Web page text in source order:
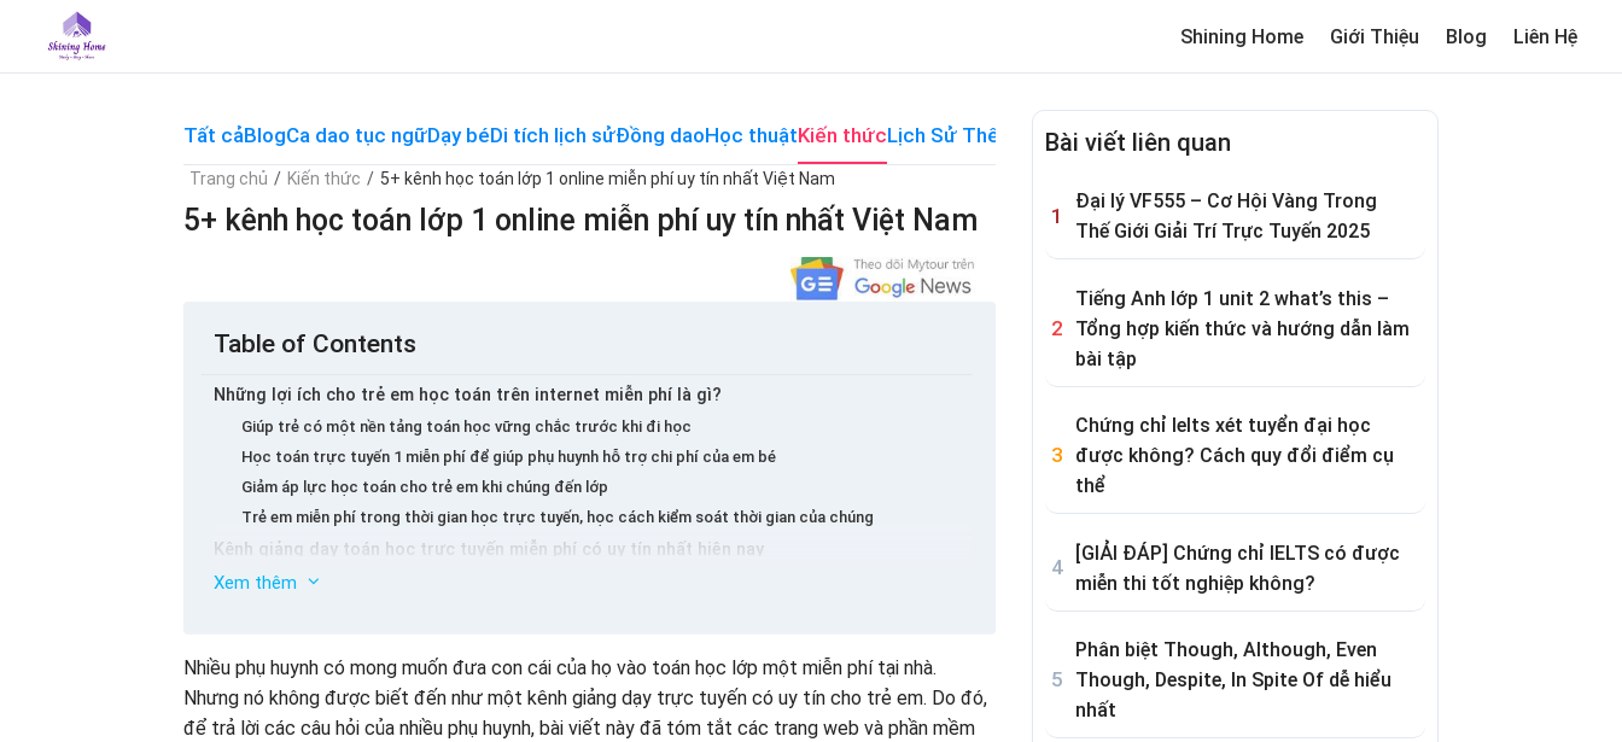
content
Shining Home Giới Thiệu Blog Liên Hệ
Tất cảBlogCa dao tục ngữDạy béDi tích lịch sửĐồng daoHọc thuậtKiến thứcLịch Sử Thế Giới MemeReview trường cho bé
Trang chủ / Kiến thức / 5+ kênh học toán lớp 1 online miễn phí uy tín nhất Việt Nam
5+ kênh học toán lớp 1 online miễn phí uy tín nhất Việt Nam
Table of Contents
Những lợi ích cho trẻ em học toán trên internet miễn phí là gì?
Giúp trẻ có một nền tảng toán học vững chắc trước khi đi học
Học toán trực tuyến 1 miễn phí để giúp phụ huynh hỗ trợ chi phí của em bé
Giảm áp lực học toán cho trẻ em khi chúng đến lớp
Trẻ em miễn phí trong thời gian học trực tuyến, học cách kiểm soát thời gian của chúng
Kênh giảng dạy toán học trực tuyến miễn phí có uy tín nhất hiện nay
Shining Home – Gia đình Anh Ngữ Math – Ứng dụng toán học cấp 1 trực tuyến và chất lượng hàng
Ứng dụng toán học Splash Math – Dạy học miễn phí và uy tín
Antieuhoc.vn – Trang web giảng dạy toán học trực tuyến miễn phí và chất lượng cho trẻ em
Dạy con bạn học toán lớp 1 một cách hiệu quả từ trang web của gogoedu.vn
Xem thêm
Nhiều phụ huynh có mong muốn đưa con cái của họ vào toán học lớp một miễn phí tại nhà.
Nhưng nó không được biết đến như một kênh giảng dạy trực tuyến có uy tín cho trẻ em. Do đó,
để trả lời các câu hỏi của nhiều phụ huynh, bài viết này đã tóm tắt các trang web và phần mềm
Bài viết liên quan
Đại lý VF555 – Cơ Hội Vàng Trong
Thế Giới Giải Trí Trực Tuyến 2025
Tiếng Anh lớp 1 unit 2 what’s this –
Tổng hợp kiến thức và hướng dẫn làm
bài tập
Chứng chỉ Ielts xét tuyển đại học
được không? Cách quy đổi điểm cụ
thể
[GIẢI ĐÁP] Chứng chỉ IELTS có được
miễn thi tốt nghiệp không?
Phân biệt Though, Although, Even
Though, Despite, In Spite Of dễ hiểu
nhất